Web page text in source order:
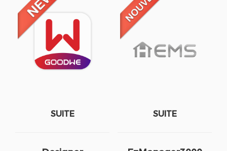
SUITE SUITE